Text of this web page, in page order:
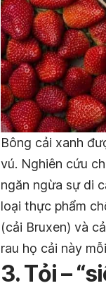
Bông cải xanh
vú. Nghiên cứu
ngăn ngừa sự di
loại thực phẩm
(cải Bruxen) và
rau họ cải này
3. Tỏi –